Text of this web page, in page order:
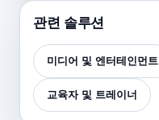
관련 솔루션
미디어 및 엔터테인먼트
교육자 및 트레이너